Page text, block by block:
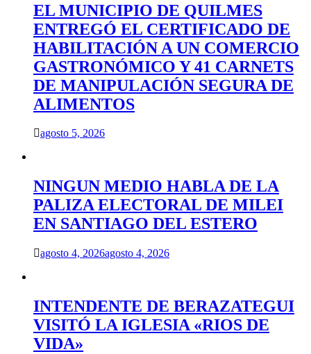
EL MUNICIPIO DE QUILMES
ENTREGÓ EL CERTIFICADO DE
HABILITACIÓN A UN COMERCIO
GASTRONÓMICO Y 41 CARNETS
DE MANIPULACIÓN SEGURA DE
ALIMENTOS
agosto 5, 2026
NINGUN MEDIO HABLA DE LA
PALIZA ELECTORAL DE MILEI
EN SANTIAGO DEL ESTERO
agosto 4, 2026agosto 4, 2026
INTENDENTE DE BERAZATEGUI
VISITÓ LA IGLESIA «RIOS DE
VIDA»